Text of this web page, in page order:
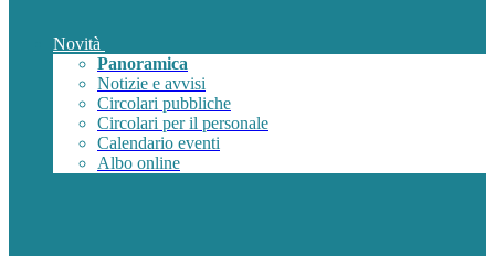
Novità
Panoramica
Notizie e avvisi
Circolari pubbliche
Circolari per il personale
Calendario eventi
Albo online